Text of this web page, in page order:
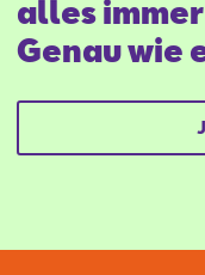
alles
Genau wie